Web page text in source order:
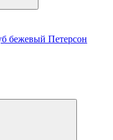
бежевый Петерсон